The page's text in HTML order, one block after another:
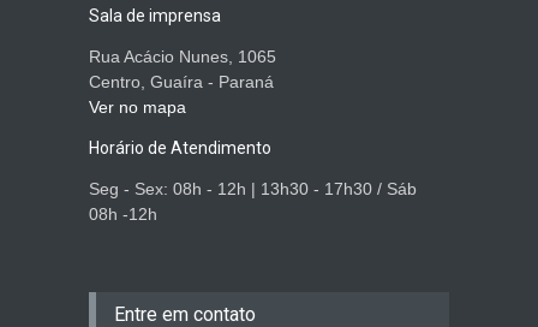
Sala de imprensa
Rua Acácio Nunes, 1065
Centro, Guaíra - Paraná
Ver no mapa
Horário de Atendimento
Seg - Sex: 08h - 12h | 13h30 - 17h30 / Sáb
08h -12h
Entre em contato